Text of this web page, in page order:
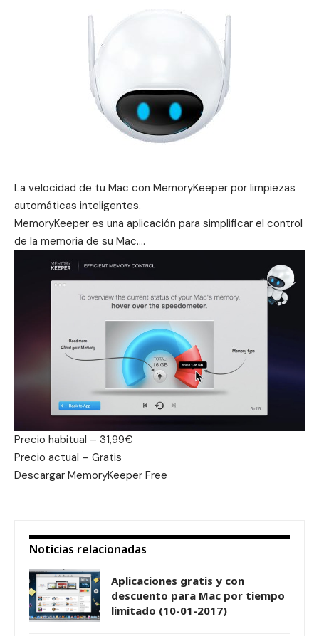
La velocidad de tu Mac con MemoryKeeper por limpiezas
automáticas inteligentes.
MemoryKeeper es una aplicación para simplificar el control
de la memoria de su Mac….
Precio habitual – 31,99€
Precio actual – Gratis
Descargar MemoryKeeper Free
Noticias relacionadas
Aplicaciones gratis y con
descuento para Mac por tiempo
limitado (10-01-2017)